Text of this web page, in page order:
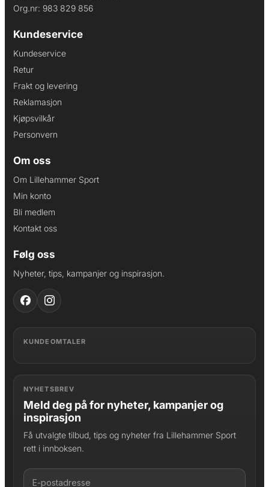
Org.nr: 983 829 856
Kundeservice
Kundeservice
Retur
Frakt og levering
Reklamasjon
Kjøpsvilkår
Personvern
Om oss
Om Lillehammer Sport
Min konto
Bli medlem
Kontakt oss
Følg oss
Nyheter, tips, kampanjer og inspirasjon.
KUNDEOMTALER
NYHETSBREV
Meld deg på for nyheter, kampanjer og
inspirasjon
Få utvalgte tilbud, tips og nyheter fra Lillehammer Sport
rett i innboksen.